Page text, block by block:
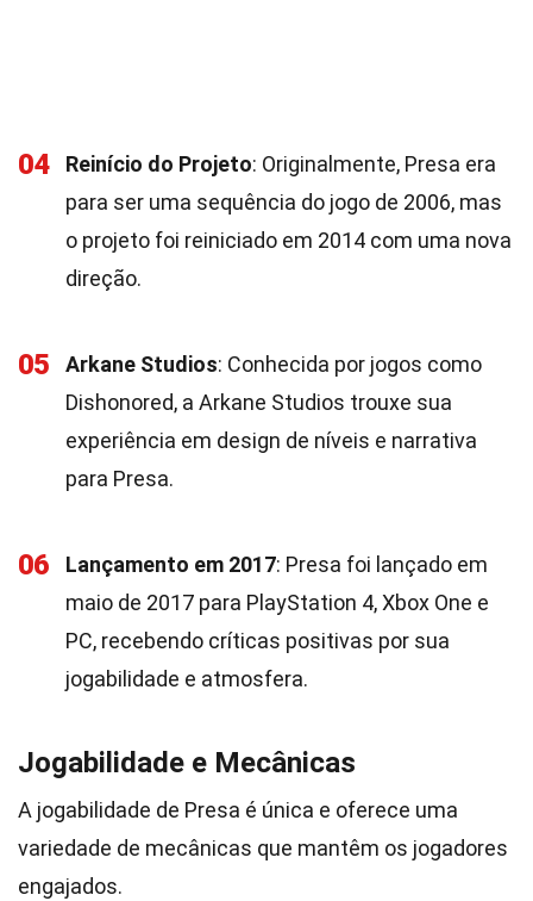
04 Reinício do Projeto: Originalmente, Presa era
para ser uma sequência do jogo de 2006, mas
o projeto foi reiniciado em 2014 com uma nova
direção.
05 Arkane Studios: Conhecida por jogos como
Dishonored, a Arkane Studios trouxe sua
experiência em design de níveis e narrativa
para Presa.
06 Lançamento em 2017: Presa foi lançado em
maio de 2017 para PlayStation 4, Xbox One e
PC, recebendo críticas positivas por sua
jogabilidade e atmosfera.
Jogabilidade e Mecânicas
A jogabilidade de Presa é única e oferece uma
variedade de mecânicas que mantêm os jogadores
engajados.